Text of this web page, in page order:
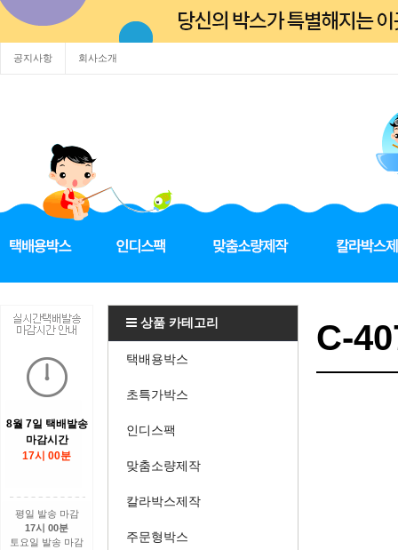
공지사항 회사소개
8월 7일 택배발송
마감시간
17시 00분
평일 발송 마감
17시 00분
토요일 발송 마감
상품 카테고리
택배용박스
초특가박스
인디스팩
맞춤소량제작
칼라박스제작
주문형박스
C-